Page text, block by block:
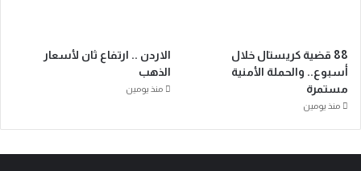
88 قضية كريستال خلال
أسبوع.. والحملة الأمنية
مستمرة
منذ يومين
الاردن .. ارتفاع ثان لأسعار
الذهب
منذ يومين